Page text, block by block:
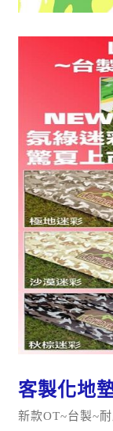
客製化地
新款OT~台製~